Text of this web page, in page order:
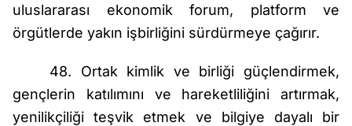
uluslararası ekonomik forum, platform ve
örgütlerde yakın işbirliğini sürdürmeye çağırır.
48. Ortak kimlik ve birliği güçlendirmek,
gençlerin katılımını ve hareketliliğini artırmak,
yenilikçiliği teşvik etmek ve bilgiye dayalı bir